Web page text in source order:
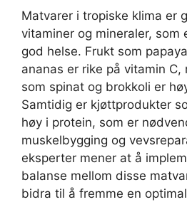
Matvarer i tropiske klima er
vitaminer og mineraler, som
god helse. Frukt som
ananas er rike på vitamin C,
som spinat og brokkoli er
Samtidig er kjøttprodukter
høy i protein, som er
muskelbygging og
eksperter mener at å
balanse mellom disse
bidra til å fremme en optimal